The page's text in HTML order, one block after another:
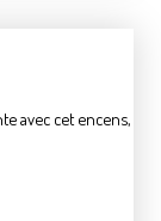
avec cet encens,